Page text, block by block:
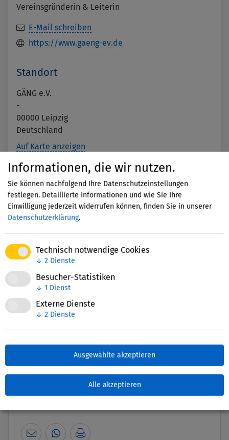
Informationen, die wir nutzen.
Sie können nachfolgend Ihre Datenschutzeinstellungen
festlegen. Detaillierte Informationen und wie Sie Ihre
Einwilligung jederzeit widerrufen können, finden Sie in unserer
Datenschutzerklärung.
Technisch notwendige Cookies
↓ 2 Dienste
Besucher-Statistiken
↓ 1 Dienst
Externe Dienste
↓ 2 Dienste
Ausgewählte akzeptieren
Alle akzeptieren
Vereinsgründerin & Leiterin
E-Mail schreiben
https://www.gaeng-ev.de
Standort
GÄNG e.V.
-
00000 Leipzig
Deutschland
Auf Karte anzeigen
Mit dem Aufruf der Karte erklären
Sie sich einverstanden, dass Ihre
Daten an Google übermittelt
werden und Sie die
haben.
Akzeptieren
Nettie-Finder